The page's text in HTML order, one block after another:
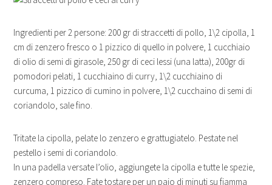
Ingredienti per 2 persone: 200 gr di straccetti di pollo, 1\2 cipolla, 1
cm di zenzero fresco o 1 pizzico di quello in polvere, 1 cucchiaio
di olio di semi di girasole, 250 gr di ceci lessi (una latta), 200gr di
pomodori pelati, 1 cucchiaino di curry, 1\2 cucchiaino di
curcuma, 1 pizzico di cumino in polvere, 1\2 cucchaino di semi di
coriandolo, sale fino.
Tritate la cipolla, pelate lo zenzero e grattugiatelo. Pestate nel
pestello i semi di coriandolo.
In una padella versate l’olio, aggiungete la cipolla e tutte le spezie,
zenzero compreso. Fate tostare per un paio di minuti su fiamma